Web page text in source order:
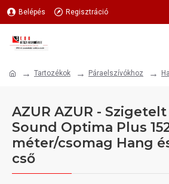
Belépés Regisztráció
Tartozékok Páraelszívókhoz
AZUR AZUR -
Sound Optima Plus
méter/csomag Hang
cső